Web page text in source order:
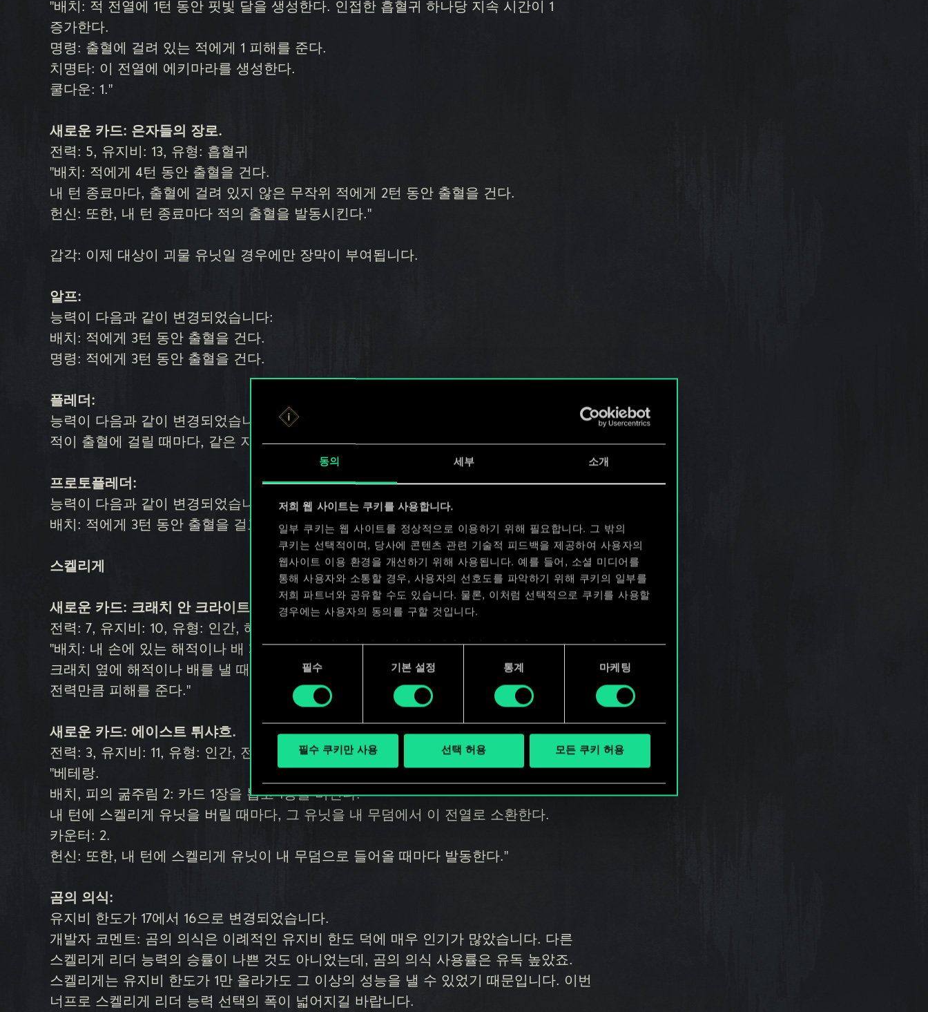
동의 세부 소개
저희 웹 사이트는 쿠키를 사용합니다.
일부 쿠키는 웹 사이트를 정상적으로 이용하기 위해 필요합니다. 그 밖의
쿠키는 선택적이며, 당사에 콘텐츠 관련 기술적 피드백을 제공하여 사용자의
웹사이트 이용 환경을 개선하기 위해 사용됩니다. 예를 들어, 소셜 미디어를
통해 사용자와 소통할 경우, 사용자의 선호도를 파악하기 위해 쿠키의 일부를
저희 파트너와 공유할 수도 있습니다. 물론, 이처럼 선택적으로 쿠키를 사용할
경우에는 사용자의 동의를 구할 것입니다.
쿠키 사용에 관한 세부 사항이나 관련 설정은 아래의 "Settings" 메뉴에서
확인할 수 있습니다.
필수 기본 설정 통계 마케팅
필수 쿠키만 사용 선택 허용 모든 쿠키 허용
"배치: 적 전열에 1턴 동안 핏빛 달을 생성한다. 인접한 흡혈귀 하나당 지속 시간이 1
증가한다.
명령: 출혈에 걸려 있는 적에게 1 피해를 준다.
치명타: 이 전열에 에키마라를 생성한다.
쿨다운: 1."
새로운 카드: 은자들의 장로.
전력: 5, 유지비: 13, 유형: 흡혈귀
"배치: 적에게 4턴 동안 출혈을 건다.
내 턴 종료마다, 출혈에 걸려 있지 않은 무작위 적에게 2턴 동안 출혈을 건다.
헌신: 또한, 내 턴 종료마다 적의 출혈을 발동시킨다."
갑각: 이제 대상이 괴물 유닛일 경우에만 장막이 부여됩니다.
알프:
능력이 다음과 같이 변경되었습니다:
배치: 적에게 3턴 동안 출혈을 건다.
명령: 적에게 3턴 동안 출혈을 건다.
플레더:
능력이 다음과 같이 변경되었습니다:
적이 출혈에 걸릴 때마다, 같은 지속 시간만큼 활력을 얻는다.
프로토플레더:
능력이 다음과 같이 변경되었습니다:
배치: 적에게 3턴 동안 출혈을 걸고, 그 유닛에 걸린 출혈량만큼 자신을 증폭한다.
스켈리게
새로운 카드: 크래치 안 크라이트.
전력: 7, 유지비: 10, 유형: 인간, 해적
"배치: 내 손에 있는 해적이나 배 3장에 방어구를 2 부여한다.
크래치 옆에 해적이나 배를 낼 때마다, 그 유닛과 전력이 가장 낮은 적에게 서로의
전력만큼 피해를 준다."
새로운 카드: 에이스트 튀샤흐.
전력: 3, 유지비: 11, 유형: 인간, 전사
"베테랑.
배치, 피의 굶주림 2: 카드 1장을 뽑고 1장을 버린다.
내 턴에 스켈리게 유닛을 버릴 때마다, 그 유닛을 내 무덤에서 이 전열로 소환한다.
카운터: 2.
헌신: 또한, 내 턴에 스켈리게 유닛이 내 무덤으로 들어올 때마다 발동한다."
곰의 의식:
유지비 한도가 17에서 16으로 변경되었습니다.
개발자 코멘트: 곰의 의식은 이례적인 유지비 한도 덕에 매우 인기가 많았습니다. 다른
스켈리게 리더 능력의 승률이 나쁜 것도 아니었는데, 곰의 의식 사용률은 유독 높았죠.
스켈리게는 유지비 한도가 1만 올라가도 그 이상의 성능을 낼 수 있었기 때문입니다. 이번
너프로 스켈리게 리더 능력 선택의 폭이 넓어지길 바랍니다.